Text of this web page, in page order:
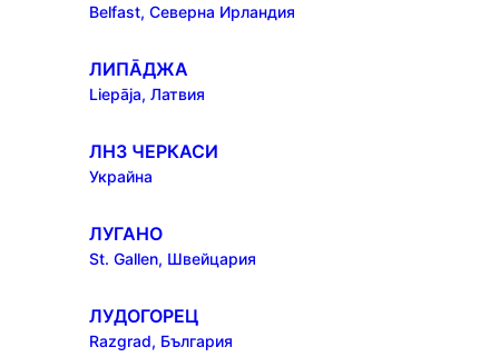
Belfast, Северна Ирландия
ЛИПĀДЖА
Liepāja, Латвия
ЛНЗ ЧЕРКАСИ
Украйна
ЛУГАНО
St. Gallen, Швейцария
ЛУДОГОРЕЦ
Razgrad, България